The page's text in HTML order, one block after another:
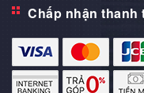
Chấp nhận thanh